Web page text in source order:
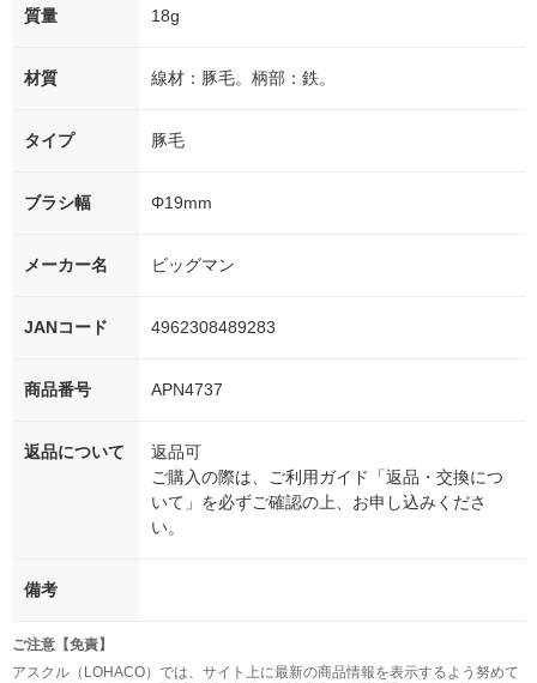
質量 18g
材質 線材：豚毛。柄部：鉄。
タイプ 豚毛
ブラシ幅 Φ19mm
メーカー名 ビッグマン
JANコード 4962308489283
商品番号 APN4737
返品について
返品可
ご購入の際は、ご利用ガイド「返品・交換につ
いて」を必ずご確認の上、お申し込みくださ
い。
備考
ご注意【免責】
アスクル（LOHACO）では、サイト上に最新の商品情報を表示するよう努めて